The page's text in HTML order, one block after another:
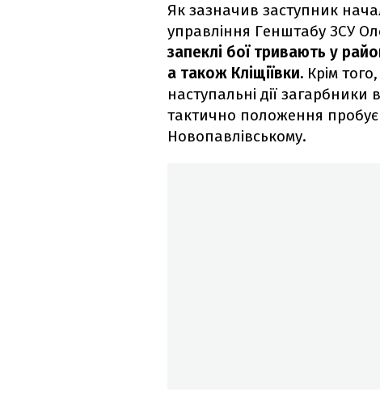
Як зазначив заступник
управління Генштабу ЗСУ
запеклі бої тривають у
а також Кліщіївки. Крім
наступальні дії
тактично положення
Новопавлівському.